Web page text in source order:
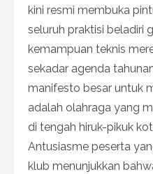
kini resmi membuka
seluruh praktisi beladiri
kemampuan teknis
sekadar agenda
manifesto besar untuk
adalah olahraga yang
di tengah hiruk-pikuk
Antusiasme peserta
klub menunjukkan